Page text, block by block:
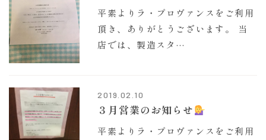
平素よりラ・プロヴァンスをご利用
頂き、ありがとうございます。 当
店では、製造スタ…
2019.02.10
３月営業のお知らせ
平素よりラ・プロヴァンスをご利用